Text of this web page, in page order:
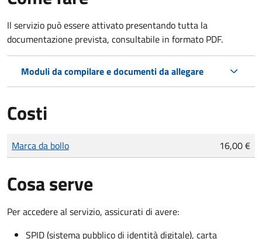
Il servizio può essere attivato presentando tutta la
documentazione prevista, consultabile in formato PDF.
Moduli da compilare e documenti da allegare
Costi
Tipo di pagamento
Importo
Marca da bollo 16,00 €
Cosa serve
Per accedere al servizio, assicurati di avere:
SPID (sistema pubblico di identità digitale), carta